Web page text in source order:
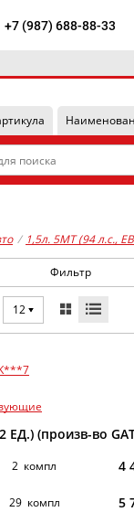
+7 (987) 688-88-33
/ 1,5л. 5MT (94 л.с.,
Фильтр
12
(произв-во
2 компл 4
29 компл 5